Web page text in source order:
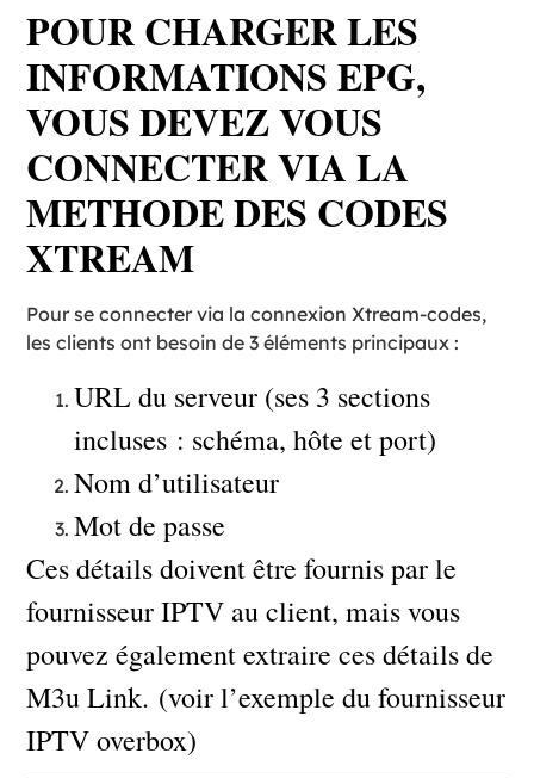
POUR CHARGER LES
INFORMATIONS EPG,
VOUS DEVEZ VOUS
CONNECTER VIA LA
METHODE DES CODES
XTREAM
Pour se connecter via la connexion Xtream-codes,
les clients ont besoin de 3 éléments principaux :
URL du serveur (ses 3 sections
incluses : schéma, hôte et port)
Nom d’utilisateur
Mot de passe
Ces détails doivent être fournis par le
fournisseur IPTV au client, mais vous
pouvez également extraire ces détails de
M3u Link. (voir l’exemple du fournisseur
IPTV overbox)